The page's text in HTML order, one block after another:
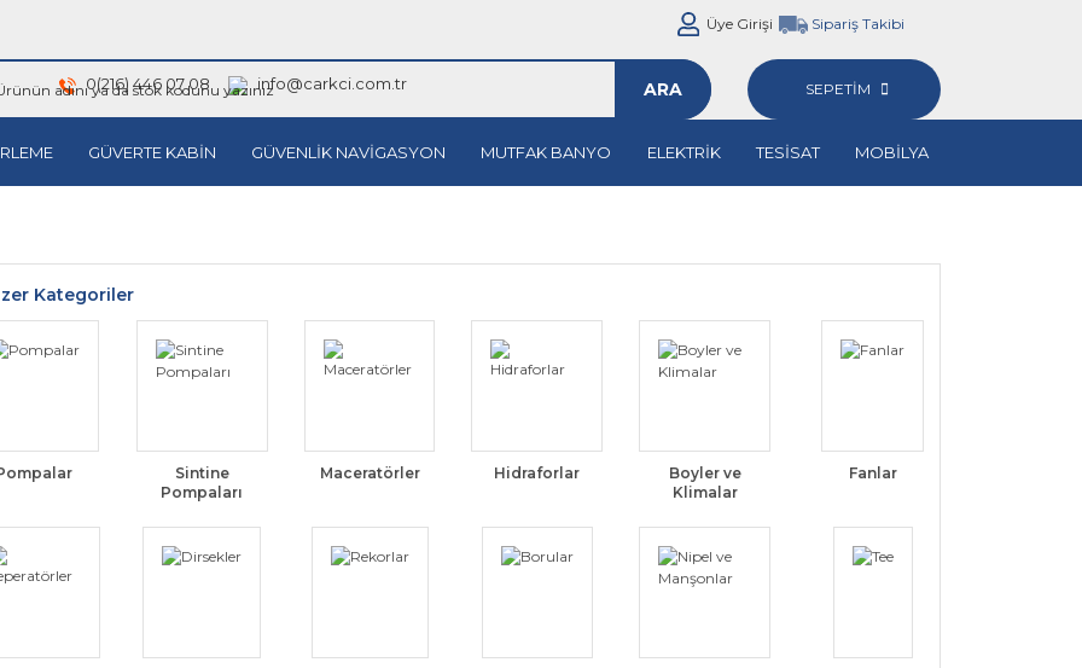
Üye Girişi Sipariş Takibi
0(216) 446 07 08 info@carkci.com.tr ARA SEPETİM
GÜVERTE KABİN GÜVENLİK NAVİGASYON MUTFAK BANYO ELEKTRİK TESİSAT MOBİLYA
Kategoriler
Sintine
Pompaları
Maceratörler Hidraforlar
Boyler ve
Klimalar
Fanlar